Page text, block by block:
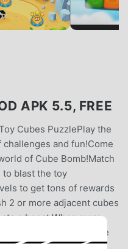
APK 5.5, FREE
Cubes PuzzlePlay the
and fun!Come
of Cube Bomb!Match
blast the toy
to get tons of rewards
2 or more adjacent cubes
a boost.When more
a powerful bomb will be